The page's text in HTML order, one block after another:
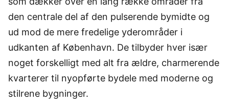
den centrale del af den pulserende bymidte og
ud mod de mere fredelige yderområder i
udkanten af København. De tilbyder hver især
noget forskelligt med alt fra ældre, charmerende
kvarterer til nyopførte bydele med moderne og
stilrene bygninger.